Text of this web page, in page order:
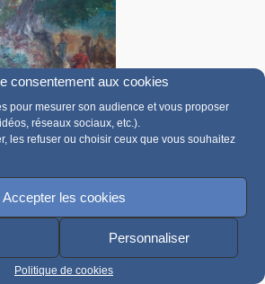
consentement aux cookies
pour mesurer son audience et vous proposer
réseaux sociaux, etc.).
les refuser ou choisir ceux que vous souhaitez
Accepter les cookies
Personnaliser
Politique de cookies
en catéchèse et
(2020)
mes frères, d’être en butte à
» (Jc 1,2). Retour sur la session de
Maison des évêques de France les 15